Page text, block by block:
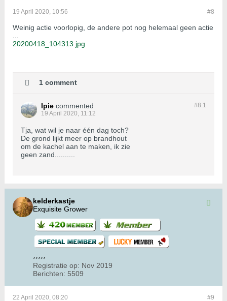
#8
19 April 2020, 10:56
Weinig actie voorlopig, de andere pot nog helemaal geen actie
20200418_104313.jpg
1 comment
#8.1
Ipie commented
19 April 2020, 11:12
Tja, wat wil je naar één dag toch?
De grond lijkt meer op brandhout
om de kachel aan te maken, ik zie
geen zand..........
kelderkastje
Exquisite Grower
Registratie op: Nov 2019
Berichten: 5509
#9
22 April 2020, 08:20